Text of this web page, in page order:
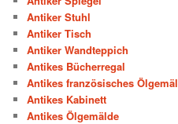
Antiker Stuhl
Antiker Tisch
Antiker Wandteppich
Antikes Bücherregal
Antikes französisches
Antikes Kabinett
Antikes Ölgemälde